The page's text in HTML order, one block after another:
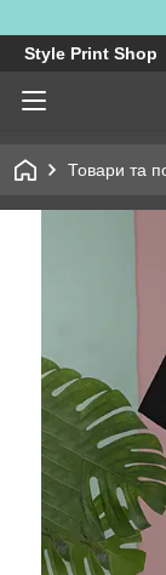
Style Print Shop
Товари та